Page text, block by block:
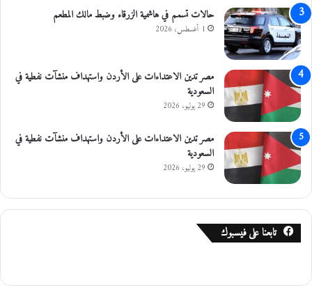
حالات تسمم في هاشمية الزرقاء وضبط مالك المطعم
1 أغسطس، 2026
مصر تدين الاعتداءات على الأردن واستهداف منشآت نفطية في
السعودية
29 يوليو، 2026
مصر تدين الاعتداءات على الأردن واستهداف منشآت نفطية في
السعودية
29 يوليو، 2026
تابعنا على فيسبوك